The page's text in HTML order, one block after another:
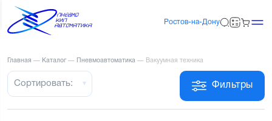
Ростов-на-Дону
Главная — Каталог — Пневмоавтоматика — Вакуумная техника
Фильтры
Сортировать: